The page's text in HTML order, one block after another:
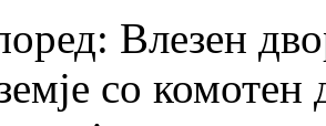
Влезен
со комотен